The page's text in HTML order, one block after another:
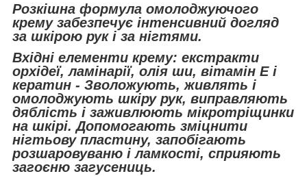
Розкішна формула омолоджуючого
крему забезпечує інтенсивний догляд
за шкірою рук і за нігтями.
Вхідні елементи крему: екстракти
орхідеї, ламінарії, олія ши, вітамін Е і
кератин - Зволожують, живлять і
омолоджують шкіру рук, виправляють
дяблість і заживлюють мікротріщинки
на шкірі. Допомогають зміцнити
нігтьову пластину, запобігають
розшаровуваню і ламкості, сприяють
загоєню загусениць.